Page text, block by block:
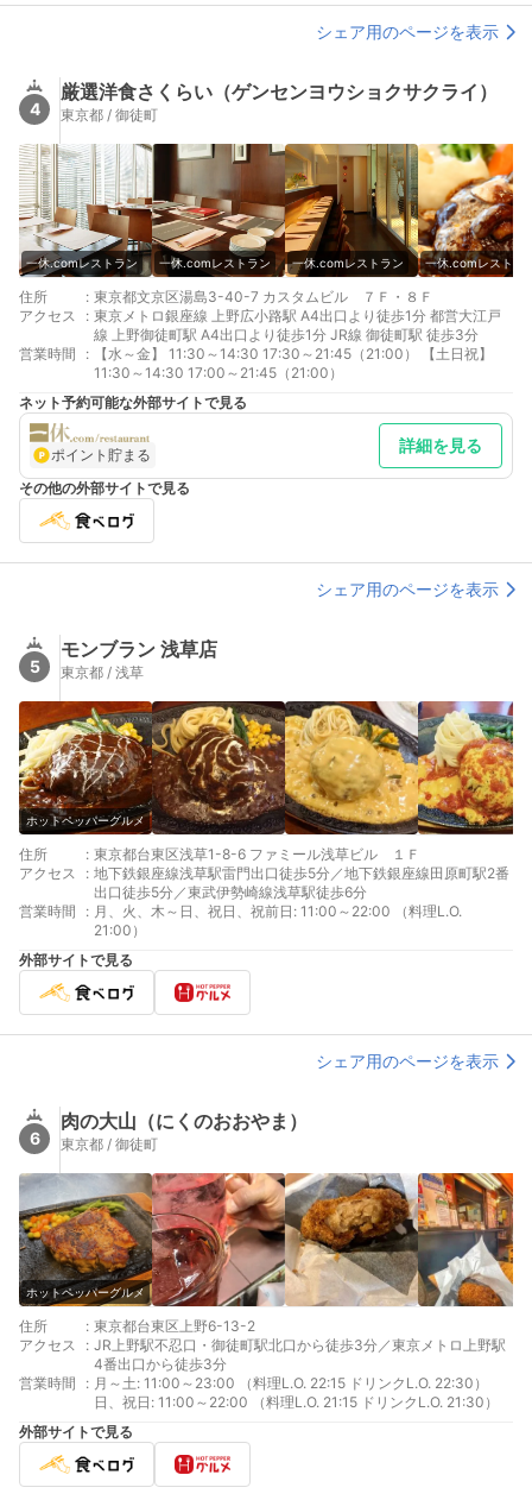
シェア用のページを表示
4
厳選洋食さくらい（ゲンセンヨウショクサクライ）
東京都 / 御徒町
一休.comレストラン 一休.comレストラン 一休.comレストラン 一休.comレストラ
住所 : 東京都文京区湯島3-40-7 カスタムビル ７Ｆ・８Ｆ
アクセス
: 東京メトロ銀座線 上野広小路駅 A4出口より徒歩1分 都営大江戸
線 上野御徒町駅 A4出口より徒歩1分 JR線 御徒町駅 徒歩3分
営業時間
:
【水～金】 11:30～14:30 17:30～21:45（21:00） 【土日祝】
11:30～14:30 17:00～21:45（21:00）
ネット予約可能な外部サイトで見る
ポイント貯まる 詳細を見る
その他の外部サイトで見る
シェア用のページを表示
5
モンブラン 浅草店
東京都 / 浅草
ホットペッパーグルメ
住所 : 東京都台東区浅草1-8-6 ファミール浅草ビル １Ｆ
アクセス
: 地下鉄銀座線浅草駅雷門出口徒歩5分／地下鉄銀座線田原町駅2番
出口徒歩5分／東武伊勢崎線浅草駅徒歩6分
営業時間
: 月、火、木～日、祝日、祝前日: 11:00～22:00 （料理L.O.
21:00）
外部サイトで見る
シェア用のページを表示
6
肉の大山（にくのおおやま）
東京都 / 御徒町
ホットペッパーグルメ
住所 : 東京都台東区上野6-13-2
アクセス
: JR上野駅不忍口・御徒町駅北口から徒歩3分／東京メトロ上野駅
4番出口から徒歩3分
営業時間
: 月～土: 11:00～23:00 （料理L.O. 22:15 ドリンクL.O. 22:30）
日、祝日: 11:00～22:00 （料理L.O. 21:15 ドリンクL.O. 21:30）
外部サイトで見る